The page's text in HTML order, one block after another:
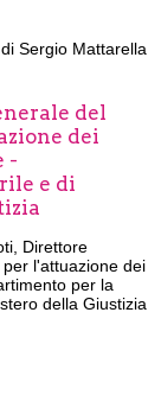
Sergio Mattarella
del
dei
-
e di
Direttore
l'attuazione dei
per la
della Giustizia